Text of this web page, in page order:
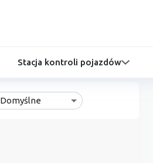
Stacja kontroli pojazdów
Domyślne